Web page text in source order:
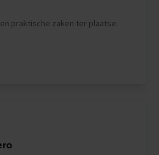
praktische zaken ter plaatse.